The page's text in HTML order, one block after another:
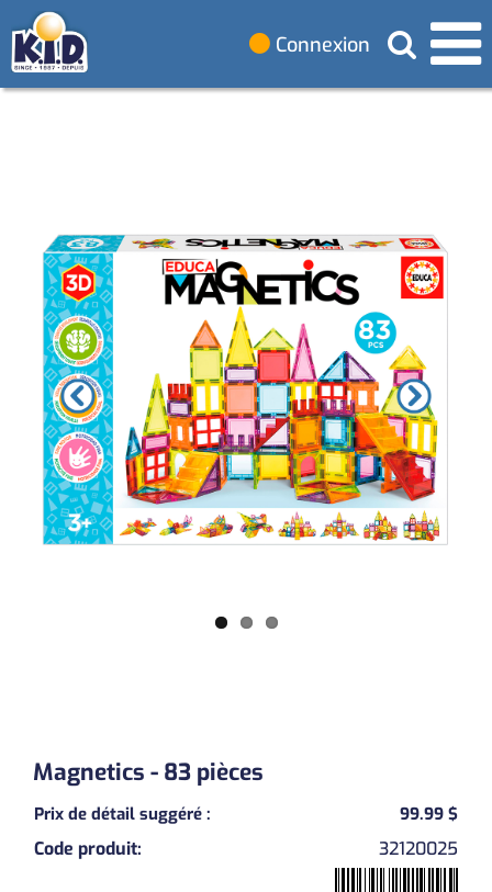
Connexion
Magnetics - 83 pièces
Prix de détail suggéré : 99.99 $
Code produit: 32120025